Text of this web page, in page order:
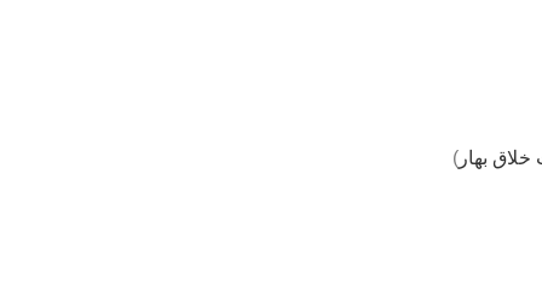
خلاق بهار )